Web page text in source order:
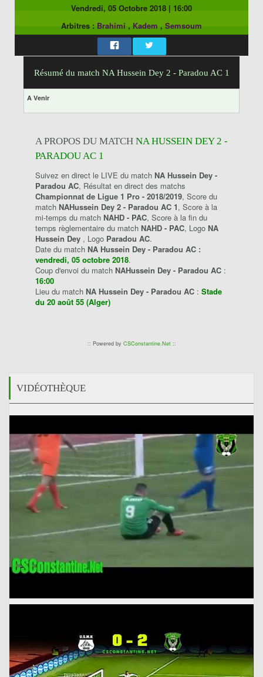
Vendredi, 05 Octobre 2018 | 16:00
Arbitres : Brahimi , Kadem , Semsoum
Résumé du match NA Hussein Dey 2 - Paradou AC 1
A Venir
A PROPOS DU MATCH NA HUSSEIN DEY 2 -
PARADOU AC 1
Suivez en direct le LIVE du match NA Hussein Dey -
Paradou AC, Résultat en direct des matchs
Championnat de Ligue 1 Pro - 2018/2019, Score du
match NAHussein Dey 2 - Paradou AC 1, Score à la
mi-temps du match NAHD - PAC, Score à la fin du
temps règlementaire du match NAHD - PAC, Logo NA
Hussein Dey , Logo Paradou AC.
Date du match NA Hussein Dey - Paradou AC :
vendredi, 05 octobre 2018.
Coup d'envoi du match NAHussein Dey - Paradou AC :
16:00
Lieu du match NA Hussein Dey - Paradou AC : Stade
du 20 août 55 (Alger)
:: Powered by CSConstantine.Net::
VIDÉOTHÈQUE